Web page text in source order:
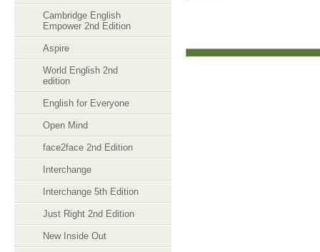
Cambridge English
Empower 2nd Edition
Aspire
World English 2nd
edition
English for Everyone
Open Mind
face2face 2nd Edition
Interchange
Interchange 5th Edition
Just Right 2nd Edition
New Inside Out